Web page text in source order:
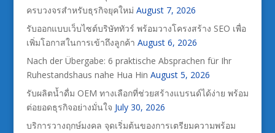
ครบวงจรสำหรับธุรกิจยุคใหม่ August 7, 2026
รับออกแบบเว็บไซต์บริษัททัวร์ พร้อมวางโครงสร้าง SEO เพื่อ
เพิ่มโอกาสในการเข้าถึงลูกค้า August 6, 2026
Nach der Übergabe: 6 praktische Absprachen für Ihr
Ruhestandshaus nahe Hua Hin August 5, 2026
รับผลิตน้ำดื่ม OEM ทางเลือกที่ช่วยสร้างแบรนด์ได้ง่าย พร้อม
ต่อยอดธุรกิจอย่างมั่นใจ July 30, 2026
บริการวางฤกษ์มงคล จุดเริ่มต้นของการเตรียมความพร้อม